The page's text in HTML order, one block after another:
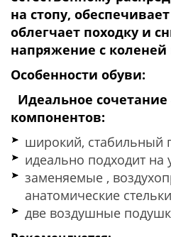
на стопу,
облегчает походку и
напряжение с
Особенности обуви:
Идеальное
компонентов:
широкий, стабильный
идеально подходит на
заменяемые ,
анатомические
две воздушные